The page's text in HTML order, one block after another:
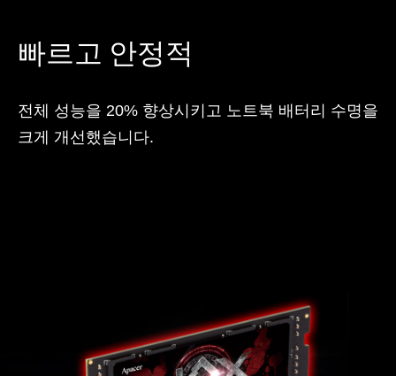
빠르고 안정적
전체 성능을 20% 향상시키고 노트북 배터리 수명을
크게 개선했습니다.